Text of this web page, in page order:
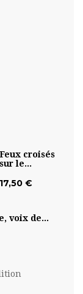
Feux croisés
sur le...
17,50 €
voix de...